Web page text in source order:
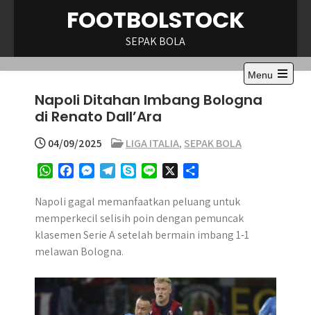
FOOTBOLSTOCK
SEPAK BOLA
Menu
Open
Napoli Ditahan Imbang Bologna
di Renato Dall’Ara
04/09/2025 LIGA ITALIA, SEPAK BOLA
W
a
t
s
A
p
c
e
b
o
k
s
s
e
n
e
l
e
g
r
m
y
p
e
n
e
a
r
e
Napoli gagal memanfaatkan peluang untuk
memperkecil selisih poin dengan pemuncak
klasemen Serie A setelah bermain imbang 1-1
melawan Bologna.